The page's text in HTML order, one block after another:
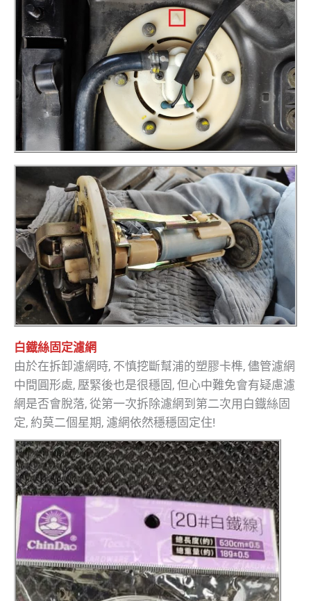
白鐡絲固定濾網
由於在拆卸濾網時, 不慎挖斷幫浦的塑膠卡榫, 儘管濾網
中間圓形處, 壓緊後也是很穩固, 但心中難免會有疑慮濾
網是否會脫落, 從第一次拆除濾網到第二次用白鐡絲固
定, 約莫二個星期, 濾網依然穩穩固定住!